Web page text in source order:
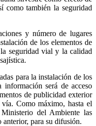
como también la seguridad
y número de lugares
de los elementos de
seguridad vial y la calidad
para la instalación de los
información será de acceso
de publicidad exterior
Como máximo, hasta el
del Ambiente las
anterior, para su difusión.